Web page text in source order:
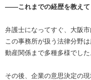
――これまでの経歴を教えて
弁護士になってすぐ、大阪
この事務所が扱う法律分野
動産関係まで多種多様でした
その後、企業の意思決定の